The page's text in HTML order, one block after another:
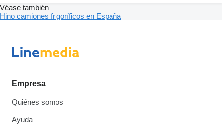
Véase también
Hino camiones frigoríficos en España
Empresa
Quiénes somos
Ayuda